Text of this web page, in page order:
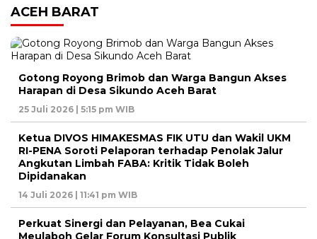
ACEH BARAT
Gotong Royong Brimob dan Warga Bangun Akses
Harapan di Desa Sikundo Aceh Barat
25 Juli 2026 | 5:15 pm WIB
Ketua DIVOS HIMAKESMAS FIK UTU dan Wakil UKM
RI-PENA Soroti Pelaporan terhadap Penolak Jalur
Angkutan Limbah FABA: Kritik Tidak Boleh
Dipidanakan
14 Juli 2026 | 11:41 pm WIB
Perkuat Sinergi dan Pelayanan, Bea Cukai
Meulaboh Gelar Forum Konsultasi Publik